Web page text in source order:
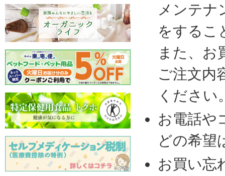
メンテナ
をするこ
また、お
ご注文内
ください
お電話や
どの希望
お買い忘